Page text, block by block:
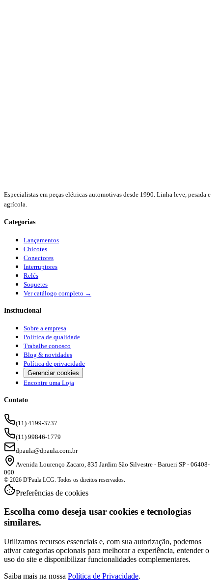
Especialistas em peças elétricas automotivas desde 1990. Linha leve, pesada e
agrícola.
Categorias
Lançamentos
Chicotes
Conectores
Interruptores
Relés
Soquetes
Ver catálogo completo →
Institucional
Sobre a empresa
Política de qualidade
Trabalhe conosco
Blog & novidades
Política de privacidade
Gerenciar cookies
Encontre uma Loja
Contato
(11) 4199-3737
(11) 99846-1779
dpaula@dpaula.com.br
Avenida Lourenço Zacaro, 835 Jardim São Silvestre - Barueri SP - 06408-
000
© 2026 D'Paula LCG. Todos os direitos reservados.
Preferências de cookies
Escolha como deseja usar cookies e tecnologias
similares.
Utilizamos recursos essenciais e, com sua autorização, podemos
ativar categorias opcionais para melhorar a experiência, entender o
uso do site e disponibilizar funcionalidades complementares.
Saiba mais na nossa Política de Privacidade.